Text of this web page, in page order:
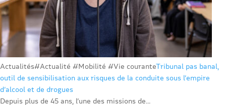
Actualités#Actualité #Mobilité #Vie couranteTribunal pas banal,
outil de sensibilisation aux risques de la conduite sous l’empire
d’alcool et de drogues
Depuis plus de 45 ans, l’une des missions de...